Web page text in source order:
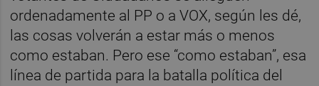
ordenadamente al PP o a VOX, según les dé,
las cosas volverán a estar más o menos
como estaban. Pero ese “como estaban”, esa
línea de partida para la batalla política del